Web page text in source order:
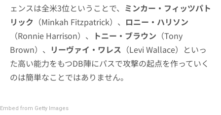
ェンスは全米3位ということで、 ミンカー・フィッツパト
リック （Minkah Fitzpatrick）、 ロニー・ハリソン
（Ronnie Harrison）、
トニー・ブラウン （Tony
Brown）、 リーヴァイ・ワレス （Levi Wallace）といっ
た高い能力をもつDB陣にパスで攻撃の起点を作っていく
のは簡単なことではありません。
Embed from Getty Images